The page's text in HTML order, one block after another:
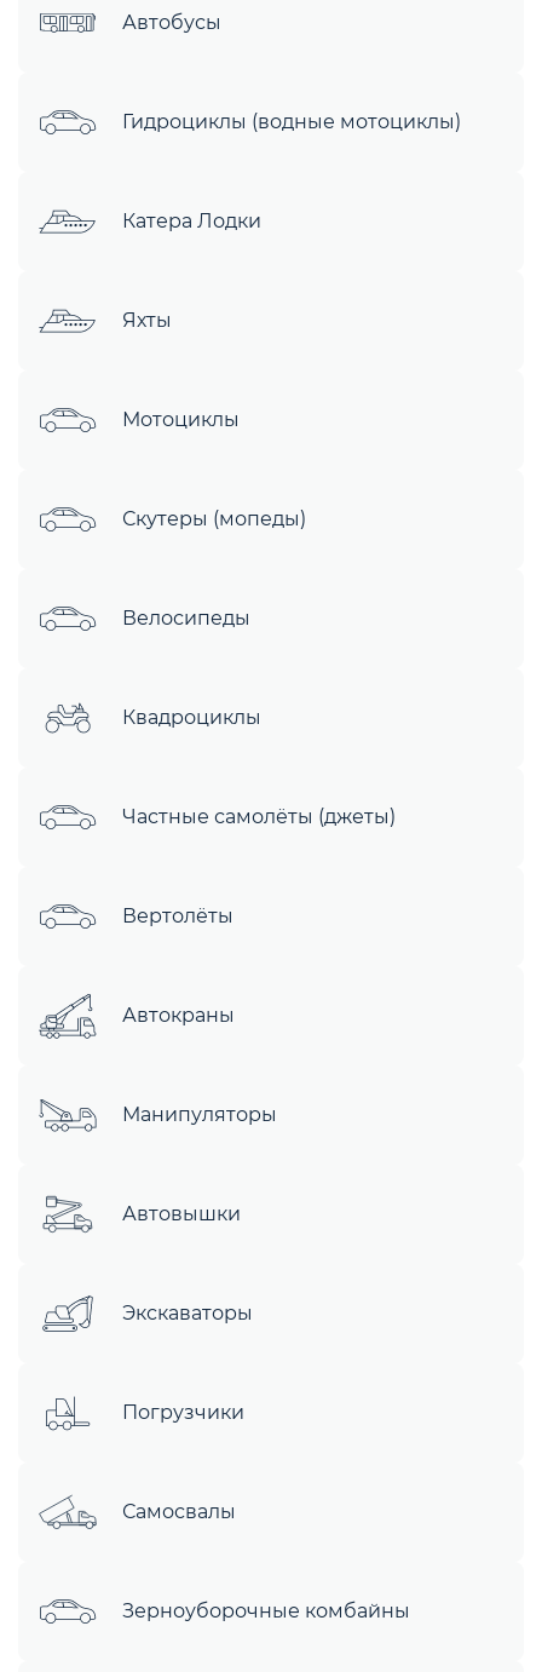
Автобусы
Гидроциклы (водные мотоциклы)
Катера Лодки
Яхты
Мотоциклы
Скутеры (мопеды)
Велосипеды
Квадроциклы
Частные самолёты (джеты)
Вертолёты
Автокраны
Манипуляторы
Автовышки
Экскаваторы
Погрузчики
Самосвалы
Зерноуборочные комбайны